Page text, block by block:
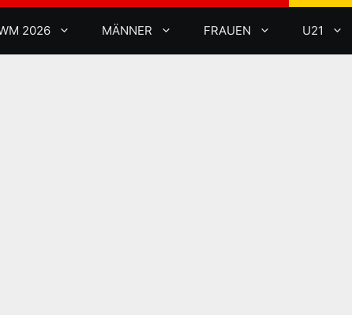
2026 MÄNNER FRAUEN U21